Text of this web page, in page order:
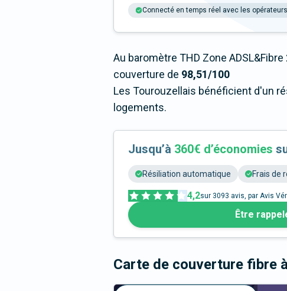
Connecté en temps réel avec les opérateurs
Au baromètre THD Zone
couverture de 98,51/100
Les Tourouzellais bénéficient d'un
logements.
Jusqu’à 360€ d’économies
Résiliation automatique Frais de
4,2sur 3093 avis, par Avis
Être
Carte de couverture fibre